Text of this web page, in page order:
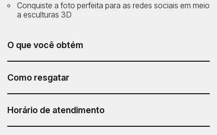
Conquiste a foto perfeita para as redes sociais em meio
a esculturas 3D
O que você obtém
seu Sesame Attraction Pass.
Como resgatar
conta para reservar seu ingresso.
Horário de atendimento